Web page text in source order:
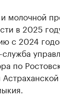
молочной
в 2025
с 2024
по